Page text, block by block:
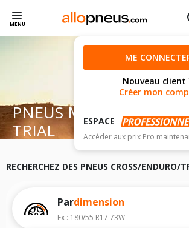
MENU
ME
Nouveau client
Créer mon
ESPACE
Accéder aux prix Pro
PNEUS MOTO CROSS
TRIAL
RECHERCHEZ DES PNEUS CROSS/ENDURO/
Pardimension
Ex : 180/55 R17 73W